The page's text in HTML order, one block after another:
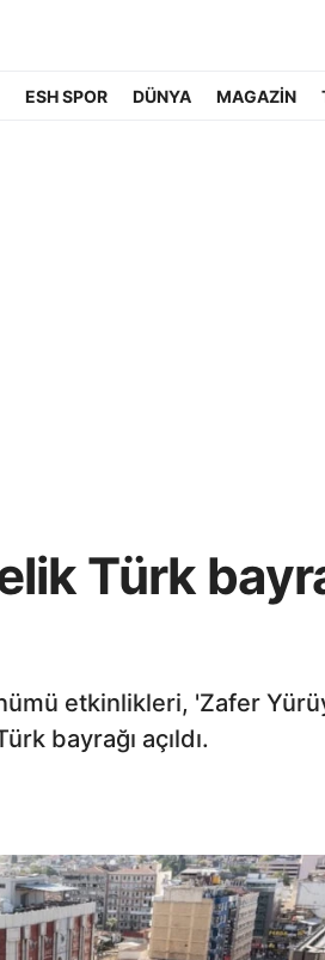
ESH SPOR DÜNYA MAGAZİN
Türk
etkinlikleri, 'Zafer
bayrağı açıldı.